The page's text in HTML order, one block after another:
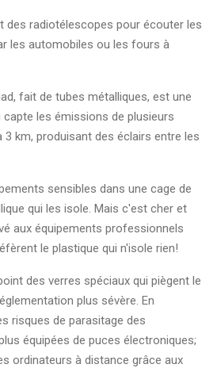
des radiotélescopes pour écouter les
les automobiles ou les fours à
fait de tubes métalliques, est une
les émissions de plusieurs
km, produisant des éclairs entre les
sensibles dans une cage de
qui les isole. Mais c'est cher et
aux équipements professionnels
le plastique qui n'isole rien!
des verres spéciaux qui piègent le
plus sévère. En
risques de parasitage des
équipées de puces électroniques;
ordinateurs à distance grâce aux